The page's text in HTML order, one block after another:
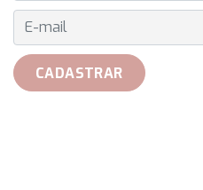
E-MAIL
CADASTRAR